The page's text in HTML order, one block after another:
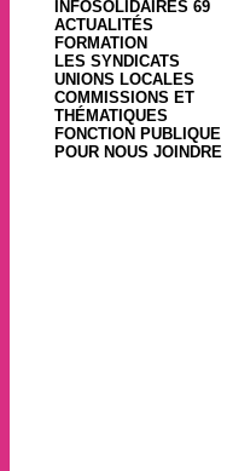
INFOSOLIDAIRES 69
ACTUALITÉS
FORMATION
LES SYNDICATS
UNIONS LOCALES
COMMISSIONS ET
THÉMATIQUES
FONCTION PUBLIQUE
POUR NOUS JOINDRE